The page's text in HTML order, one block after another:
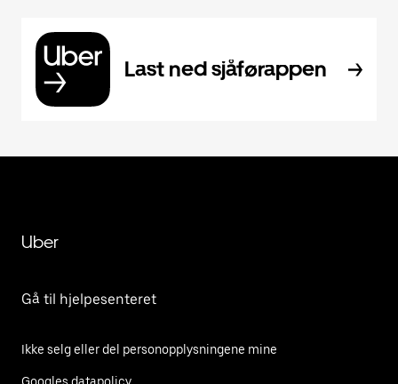
Last ned sjåførappen
Uber
Gå til hjelpesenteret
Ikke selg eller del personopplysningene mine